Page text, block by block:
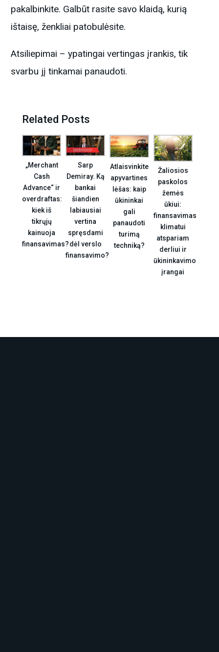
pakalbinkite. Galbūt rasite savo klaidą, kurią
ištaisę, ženkliai patobulėsite.
Atsiliepimai – ypatingai vertingas įrankis, tik
svarbu jį tinkamai panaudoti.
Related Posts
„Merchant
Cash
Advance“ ir
overdraftas:
kiek iš
tikrųjų
kainuoja
finansavimas?
Sarp
Demiray. Ką
bankai
šiandien
labiausiai
vertina
spręsdami
dėl verslo
finansavimo?
Atlaisvinkite
apyvartines
lėšas: kaip
ūkininkai
gali
panaudoti
turimą
techniką?
Žaliosios
paskolos
žemės
ūkiui:
finansavimas
klimatui
atspariam
derliui ir
ūkininkavimo
įrangai